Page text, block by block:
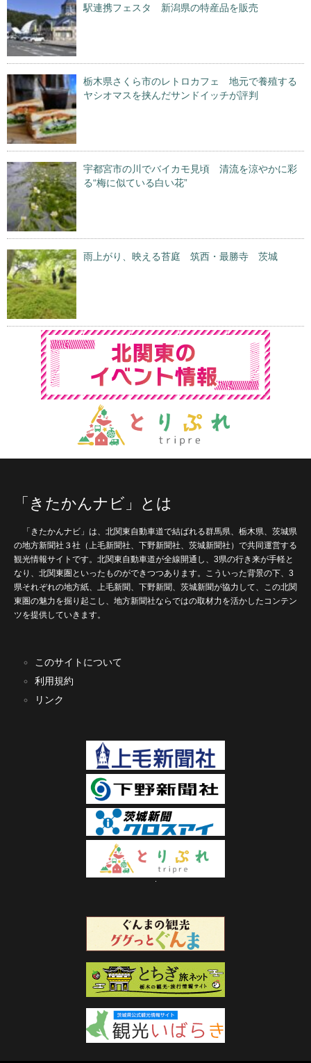
駅連携フェスタ 新潟県の特産品を販売
栃木県さくら市のレトロカフェ 地元で養殖する
ヤシオマスを挟んだサンドイッチが評判
宇都宮市の川でバイカモ見頃 清流を涼やかに彩
る“梅に似ている白い花”
雨上がり、映える苔庭 筑西・最勝寺 茨城
「きたかんナビ」とは
「きたかんナビ」は、北関東自動車道で結ばれる群馬県、栃木県、茨城県
の地方新聞社３社（上毛新聞社、下野新聞社、茨城新聞社）で共同運営する
観光情報サイトです。北関東自動車道が全線開通し、3県の行き来が手軽と
なり、北関東圏といったものができつつあります。こういった背景の下、3
県それぞれの地方紙、上毛新聞、下野新聞、茨城新聞が協力して、この北関
東圏の魅力を掘り起こし、地方新聞社ならではの取材力を活かしたコンテン
ツを提供していきます。
このサイトについて
利用規約
リンク